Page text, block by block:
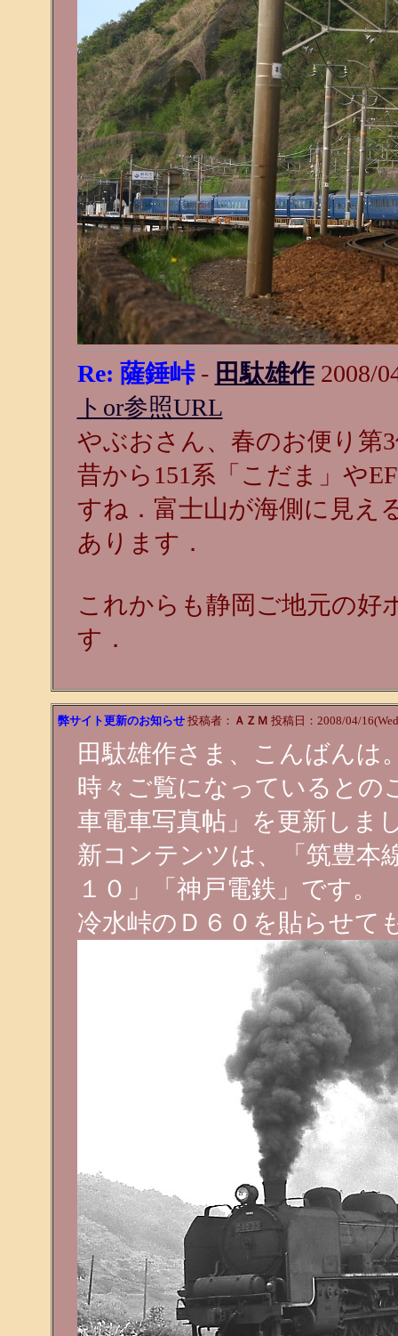
Re: 薩錘峠- 田駄雄作2008/
トor参照URL
やぶおさん、春のお便り第
昔から151系「こだま」や
すね．富士山が海側に見え
あります．
これからも静岡ご地元の好
す．
弊サイト更新のお知らせ投稿者： ＡＺＭ 投稿日：2008/04/
田駄雄作さま、こんばんは
時々ご覧になっているとの
車電車写真帖」を更新しま
新コンテンツは、「筑豊本
１０」「神戸電鉄」です。
冷水峠のＤ６０を貼らせて